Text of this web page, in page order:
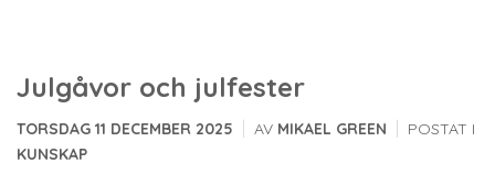
Julgåvor och julfester
TORSDAG 11 DECEMBER 2025 AV MIKAEL GREEN
POSTAT I
KUNSKAP